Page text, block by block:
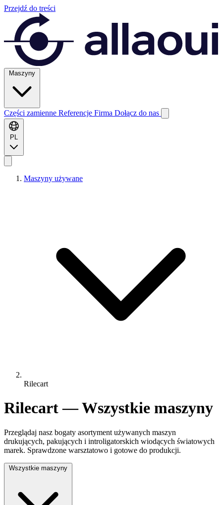
Przejdź do treści
Maszyny
Części zamienne Referencje Firma Dołącz do nas
PL
Maszyny używane
Rilecart
Rilecart — Wszystkie maszyny
Przeglądaj nasz bogaty asortyment używanych maszyn
drukujących, pakujących i introligatorskich wiodących światowych
marek. Sprawdzone warsztatowo i gotowe do produkcji.
Wszystkie maszyny